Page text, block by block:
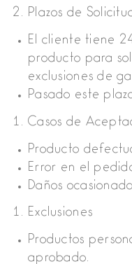
Plazos de
El cliente tiene
producto para
exclusiones de
Pasado este
Casos de
Producto
Error en el
Daños
Exclusiones
Productos
aprobado.